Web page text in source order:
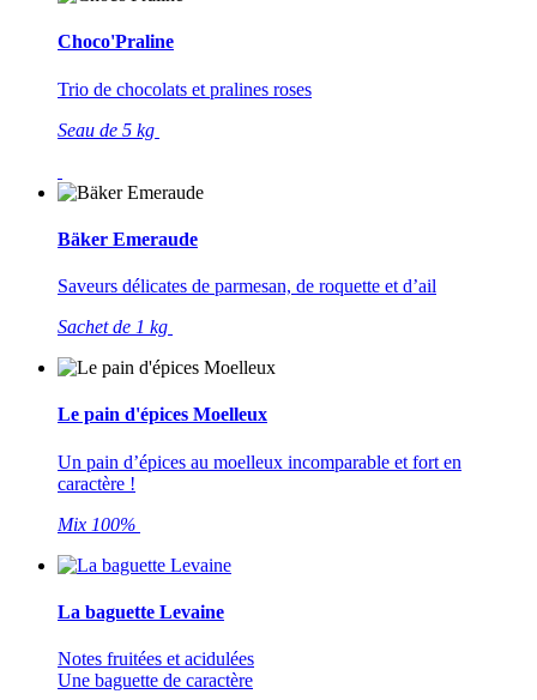
Choco'Praline
Trio de chocolats et pralines roses
Seau de 5 kg
Bäker Emeraude
Saveurs délicates de parmesan, de roquette et d’ail
Sachet de 1 kg
Le pain d'épices Moelleux
Un pain d’épices au moelleux incomparable et fort en
caractère !
Mix 100%
La baguette Levaine
Notes fruitées et acidulées
Une baguette de caractère